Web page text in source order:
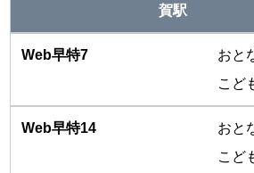
賀駅
おと
こど
おと
こど